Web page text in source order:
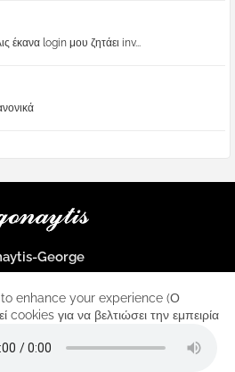
έκανα login μου ζητάει inv...
George
για κάθε iphone
enhance your experience (Ο
cookies για να βελτιώσει την εμπειρία